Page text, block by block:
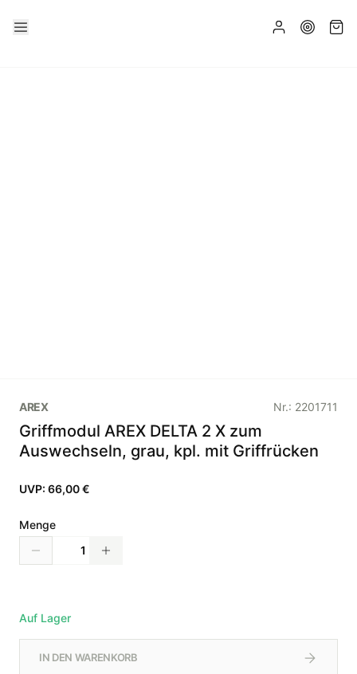
AREX Nr.: 2201711
Griffmodul AREX DELTA 2 X zum
Auswechseln, grau, kpl. mit Griffrücken
UVP: 66,00 €
Menge
Auf Lager
IN DEN WARENKORB